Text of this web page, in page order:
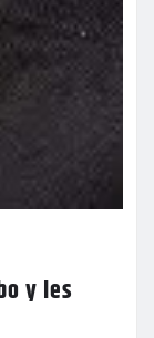
y les